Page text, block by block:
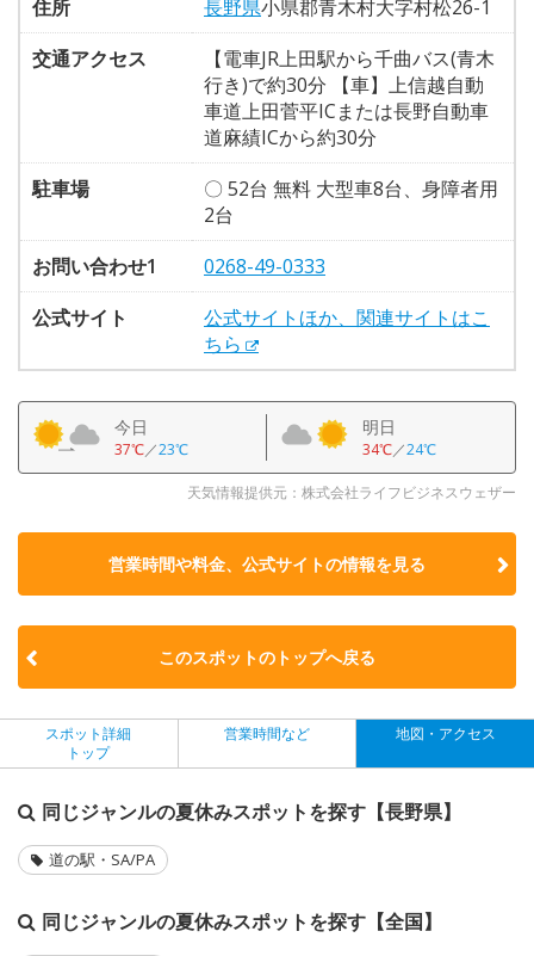
住所 長野県小県郡青木村大字村松26-1
交通アクセス
【電車JR上田駅から千曲バス(青木
行き)で約30分 【車】上信越自動
車道上田菅平ICまたは長野自動車
道麻績ICから約30分
駐車場
〇 52台 無料 大型車8台、身障者用
2台
お問い合わせ1
0268-49-0333
公式サイト
公式サイトほか、関連サイトはこ
ちら
今日
37℃／23℃
明日
34℃／24℃
天気情報提供元：株式会社ライフビジネスウェザー
営業時間や料金、公式サイトの情報を見る
このスポットのトップへ戻る
スポット詳細
トップ
営業時間など 地図・アクセス
同じジャンルの夏休みスポットを探す【長野県】
道の駅・SA/PA
同じジャンルの夏休みスポットを探す【全国】